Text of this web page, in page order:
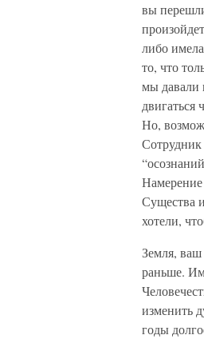
вы
либо
то, что
мы давали
двигаться
Но,
Существа
хотели,
Земля, ваш
раньше.
изменить
годы